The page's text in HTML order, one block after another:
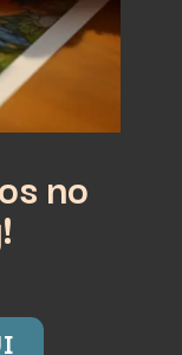
no